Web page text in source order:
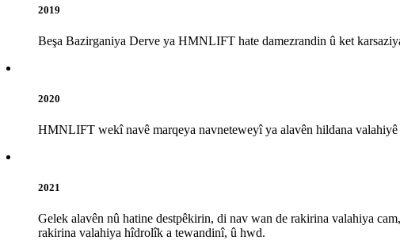
2019
Beşa Bazirganiya Derve ya HMNLIFT hate damezrandin û ket
2020
HMNLIFT wekî navê marqeya navneteweyî ya alavên hildana
2021
Gelek alavên nû hatine destpêkirin, di nav wan de rakirina valahiya
rakirina valahiya hîdrolîk a tewandinî, û hwd.